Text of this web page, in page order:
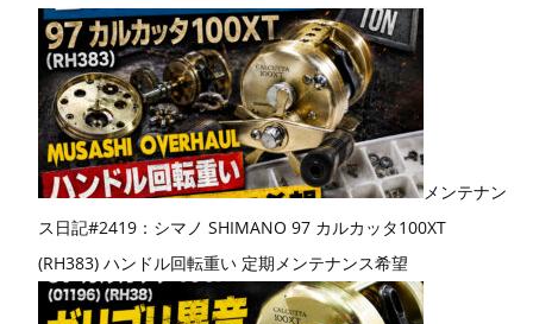
メンテナン
ス日記#2419：シマノ SHIMANO 97 カルカッタ100XT
(RH383) ハンドル回転重い 定期メンテナンス希望